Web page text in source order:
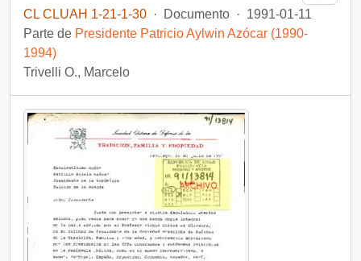
CL CLUAH 1-21-1-30 · Documento · 1991-01-11
Parte de Presidente Patricio Aylwin Azócar (1990-
1994)
Trivelli O., Marcelo